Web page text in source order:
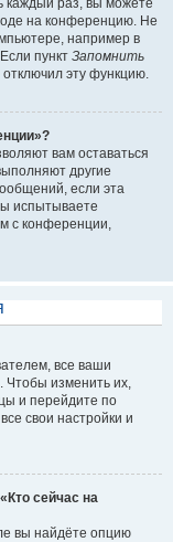
каждый раз, вы можете
на конференцию. Не
например в
пункт Запомнить
отключил эту функцию.
вам оставаться
другие
если эта
испытываете
с конференции,
все ваши
Чтобы изменить их,
и перейдите по
свои настройки и
сейчас на
вы найдёте опцию